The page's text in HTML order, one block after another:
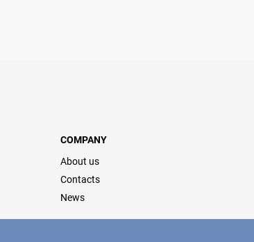
COMPANY
About us
Contacts
News